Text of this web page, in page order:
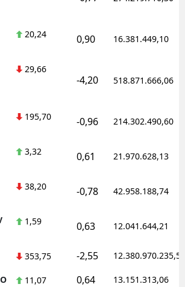
20,24 0,90 16.381.449,10
29,66
-4,20 518.871.666,06
195,70 -0,96 214.302.490,60
3,32 0,61 21.970.628,13
38,20 -0,78 42.958.188,74
1,59 0,63 12.041.644,21
353,75 -2,55 12.380.970.235,50
11,07 0,64 13.151.313,06